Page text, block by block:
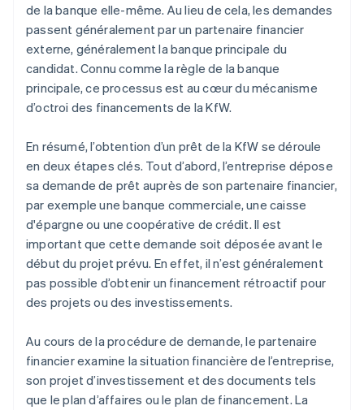
de la banque elle-même. Au lieu de cela, les demandes
passent généralement par un partenaire financier
externe, généralement la banque principale du
candidat. Connu comme la règle de la banque
principale, ce processus est au cœur du mécanisme
d’octroi des financements de la KfW.
En résumé, l’obtention d’un prêt de la KfW se déroule
en deux étapes clés. Tout d’abord, l’entreprise dépose
sa demande de prêt auprès de son partenaire financier,
par exemple une banque commerciale, une caisse
d'épargne ou une coopérative de crédit. Il est
important que cette demande soit déposée avant le
début du projet prévu. En effet, il n’est généralement
pas possible d’obtenir un financement rétroactif pour
des projets ou des investissements.
Au cours de la procédure de demande, le partenaire
financier examine la situation financière de l’entreprise,
son projet d’investissement et des documents tels
que le plan d’affaires ou le plan de financement. La